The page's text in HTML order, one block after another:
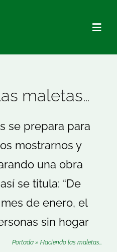
maletas…
se prepara para
mostrarnos y
una obra
se titula: “De
mes de enero, el
sin hogar
Portada » Haciendo las maletas…